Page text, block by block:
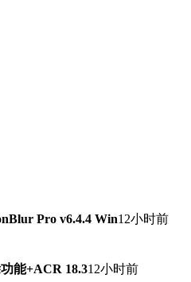
Pro v6.4.4 Win12小时前
能+ACR 18.312小时前